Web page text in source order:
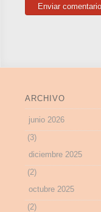
ARCHIVO
junio 2026
(3)
diciembre 2025
(2)
octubre 2025
(2)